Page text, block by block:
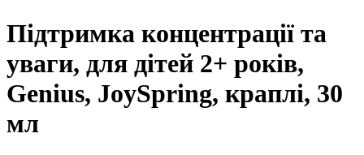
Підтримка концентрації та
уваги, для дітей 2+ років,
Genius, JoySpring, краплі, 30
мл